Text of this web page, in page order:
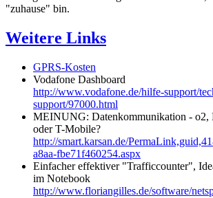
"zuhause" bin.
Weitere Links
GPRS-Kosten
Vodafone Dashboard
http://www.vodafone.de/hilfe-support/
support/97000.html
MEINUNG: Datenkommunikation - o2,
oder T-Mobile?
http://smart.karsan.de/
a8aa-fbe71f460254.aspx
Einfacher effektiver "Trafficcounter",
im Notebook
http://www.floriangilles.de/software/